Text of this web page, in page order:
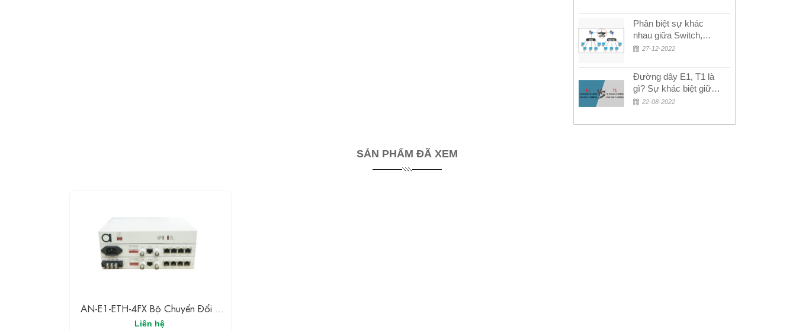
Phân biệt sự khác
nhau giữa Switch,
Router và Hub
27-12-2022
Đường dây E1, T1 là
gì? Sự khác biệt giữa
E1 và T1
22-08-2022
SẢN PHẨM ĐÃ XEM
AN-E1-ETH-4FX Bộ Chuyển Đổi 4
Kênh Thoại E1 PCM Mux
Liên hệ